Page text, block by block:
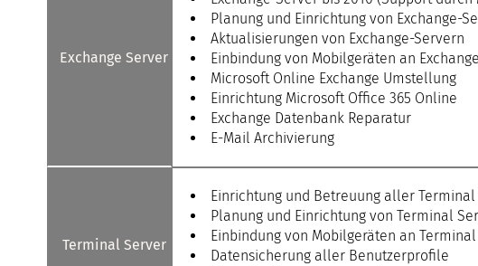
Exchange Server
Planung und Einrichtung von Exchange-
Aktualisierungen von Exchange-Servern
Einbindung von Mobilgeräten an Exchange
Microsoft Online Exchange Umstellung
Einrichtung Microsoft Office 365 Online
Exchange Datenbank Reparatur
E-Mail Archivierung
Terminal Server
Einrichtung und Betreuung aller
Planung und Einrichtung von Terminal
Einbindung von Mobilgeräten an
Datensicherung aller Benutzerprofile